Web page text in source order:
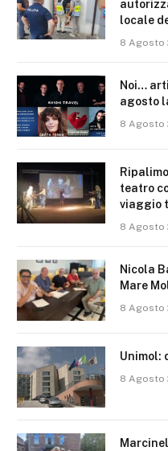
locale
8 Agosto
Noi…
agosto
8 Agosto
teatro
viaggio
8 Agosto
Nicola
Mare
8 Agosto
Unimol:
8 Agosto